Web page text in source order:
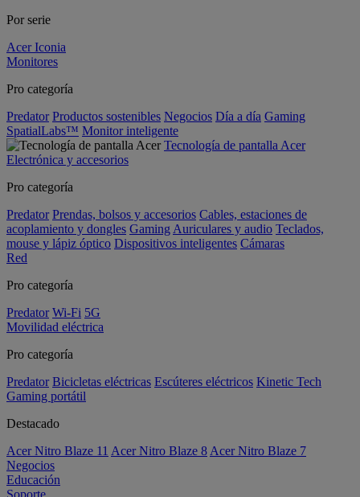
Por serie
Acer Iconia
Monitores
Pro categoría
Predator Productos sostenibles Negocios Día a día Gaming
SpatialLabs™ Monitor inteligente
Tecnología de pantalla Acer
Electrónica y accesorios
Pro categoría
Predator Prendas, bolsos y accesorios Cables, estaciones de
acoplamiento y dongles Gaming Auriculares y audio Teclados,
mouse y lápiz óptico Dispositivos inteligentes Cámaras
Red
Pro categoría
Predator Wi-Fi 5G
Movilidad eléctrica
Pro categoría
Predator Bicicletas eléctricas Escúteres eléctricos Kinetic Tech
Gaming portátil
Destacado
Acer Nitro Blaze 11 Acer Nitro Blaze 8 Acer Nitro Blaze 7
Negocios
Educación
Soporte